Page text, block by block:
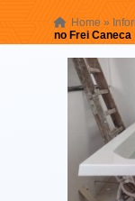
Home »
no Frei Caneca